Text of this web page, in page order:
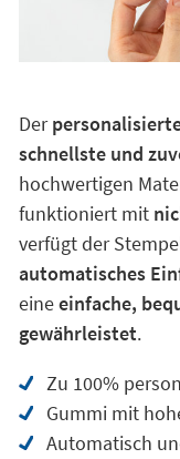
Der
schnellste und
hochwertigen
funktioniert mit
verfügt der
automatisches
eineeinfache,
gewährleistet.
Zu 100%
Gummi mit
Automatisch